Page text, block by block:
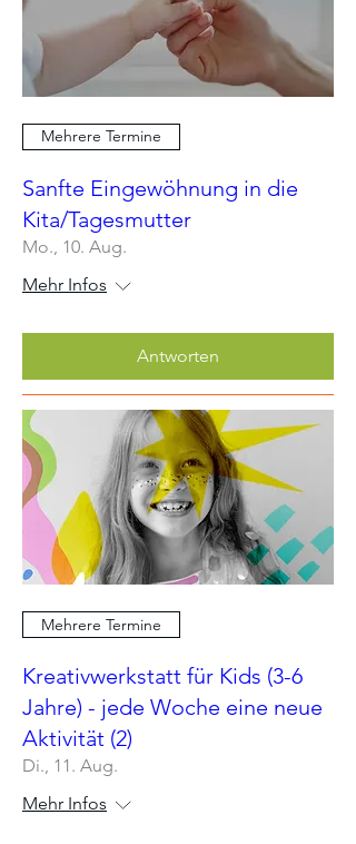
Mehrere Termine
Sanfte Eingewöhnung in die
Kita/Tagesmutter
Mo., 10. Aug.
Mehr Infos
Antworten
Mehrere Termine
Kreativwerkstatt für Kids (3-6
Jahre) - jede Woche eine neue
Aktivität (2)
Di., 11. Aug.
Mehr Infos